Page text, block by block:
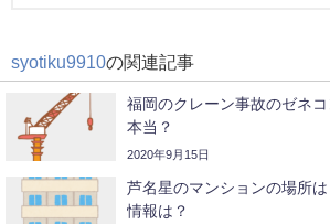
syotiku9910の関連記事
福岡のクレーン事故のゼネ
本当？
2020年9月15日
芦名星のマンションの場所
情報は？